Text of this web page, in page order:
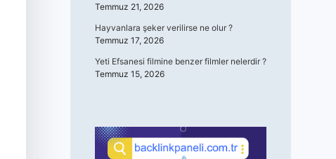
Temmuz 21, 2026
Hayvanlara şeker verilirse ne olur ?
Temmuz 17, 2026
Yeti Efsanesi filmine benzer filmler nelerdir ?
Temmuz 15, 2026